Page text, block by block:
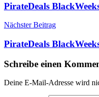
PirateDeals
Nächster Beitrag
PirateDeals
Schreibe einen
Deine E-Mail-Adresse wird